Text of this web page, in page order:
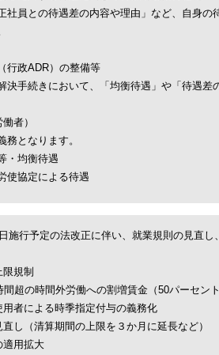
社員との待遇差の内容や理由」など、自身
行政ADR）の整備等
決手続きにおいて、「均衡待遇」や「待遇
者）
務となります。
・均衡待遇
使協定による待遇
施行予定の法改正に伴い、就業規則の見直
規制
超の時間外労働への割増賃金（50パーセン
者による時季指定付与の義務化
し（清算期間の上限を３か月に延長など）
適用拡大